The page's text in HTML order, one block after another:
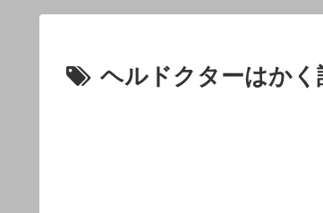
ヘルドクターはかく